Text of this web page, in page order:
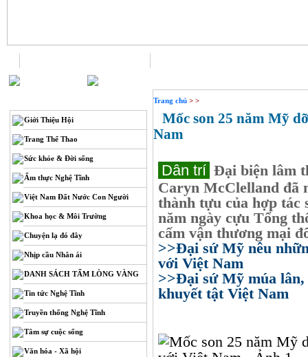
Giới Thiệu Hội
Trang Thể Thao
Sức khỏe & Đời sống
Ẩm thực Nghệ Tĩnh
Việt Nam Đất Nước Con Người
Khoa học & Môi Trường
Chuyện lạ đó đây
Nhịp cầu Nhân ái
DANH SÁCH TẤM LÒNG VÀNG
Tin tức Nghệ Tĩnh
Truyền thống Nghệ Tĩnh
Tâm sự cuộc sống
Văn hóa - Xã hội
Trang chủ > >
Mốc son 25 năm Mỹ
Nam
Dân trí Đại biện lâm
Caryn McClelland đã
thành tựu của hợp tác
năm ngày cựu Tổng
cấm vận thương mại
>>Đại sứ Mỹ nêu
với Việt Nam
>>Đại sứ Mỹ múa
khuyết tật Việt Nam